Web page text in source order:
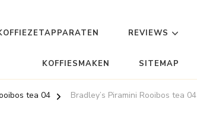
REVIEWS
KOFFIESMAKEN SITEMAP
tea 04 Bradley’s Piramini Rooibos tea 04